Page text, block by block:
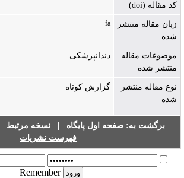
کد مقاله (doi)
زبان مقاله منتشر
شده
موضوعات مقاله
منتشر شده
دندانپزشکی
نوع مقاله منتشر
شده
گزارش کوتاه
برگشت به:صفحه اول پایگاه| نسخه مرتبط|
فهرست نشریات
Remember